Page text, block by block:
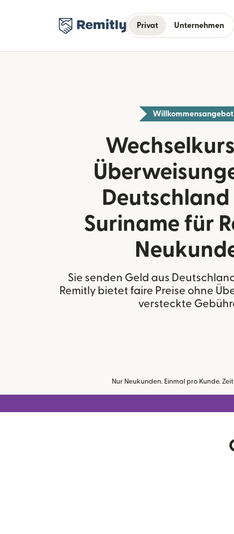
Privat Unternehmen
Willkommensangebot
Suriname für
Sie senden Geld aus
Remitly bietet faire Preise ohne
versteckte
Nur Neukunden. Einmal pro Kunde.